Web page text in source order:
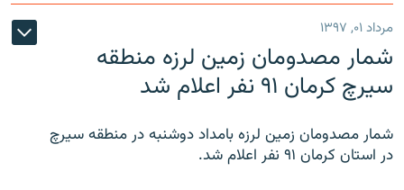
مرداد ۰۱, ۱۳۹۷
شمار مصدومان زمین لرزه منطقه
سیرچ کرمان ۹۱ نفر اعلام شد
شمار مصدومان زمین لرزه بامداد دوشنبه در منطقه سیرچ
در استان کرمان ۹۱ نفر اعلام شد.